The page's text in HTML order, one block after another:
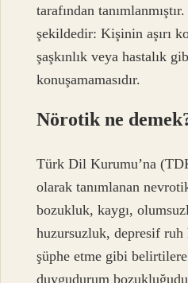
tarafından
şekildedir: Kişinin aşırı
şaşkınlık veya hastalık
konuşamamasıdır.
Nörotik ne
Türk Dil Kurumu’na
olarak tanımlanan
bozukluk, kaygı,
huzursuzluk, depresif
şüphe etme gibi
duygudurum